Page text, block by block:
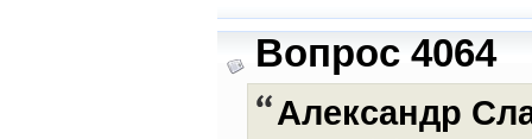
Вопрос 4064
Александр